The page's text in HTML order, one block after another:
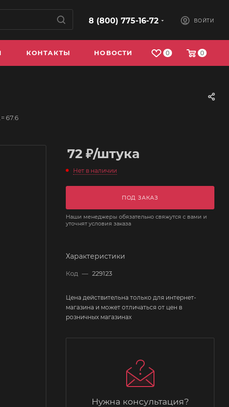
8 (800) 775-16-72 ВОЙТИ
0 0
КОНТАКТЫ НОВОСТИ
67.6
72 ₽/штука
Нет в наличии
ПОД ЗАКАЗ
Наши менеджеры обязательно свяжутся с вами и
уточнят условия заказа
Характеристики
Код — 229123
Цена действительна только для интернет-
магазина и может отличаться от цен в
розничных магазинах
Нужна консультация?